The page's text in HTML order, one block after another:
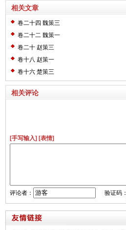
相关文章
卷二十四 魏策三
卷二十二 魏策一
卷二十 赵策三
卷十八 赵策一
卷十六 楚策三
相关评论
[手写输入] [表情]
评论者： 验证码：